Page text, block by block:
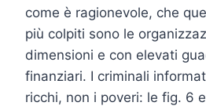
come è ragionevole, che
più colpiti sono le
dimensioni e con elevati
finanziari. I criminali
ricchi, non i poveri: le fig. 6